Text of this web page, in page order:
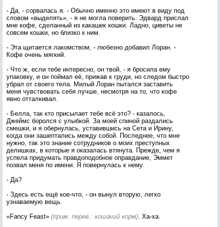
- Да, - сорвалась я. - Обычно именно это имеют в виду под
словом «выделять», - я не могла поверить. Эдвард прислал
мне кофе, сделанный из какашек кошки. Ладно, циветы не
совсем кошки, но близко к ним.
- Эта щитается лакомством, - любезно добавил Лоран. -
Кофе очень мягкий.
- Что ж, если тебе интересно, он твой, - я бросила ему
упаковку, и он поймал её, прижав к груди, но следом быстро
убрал от своего тела. Милый Лоран пытался заставить
меня чувствовать себя лучше, несмотря на то, что кофе
явно отталкивал.
- Белла, так кто присылает тебе всё это? - казалось,
Джеймс боролся с улыбкой. За моей спиной раздались
смешки, и я обернулась, уставившись на Сета и Ирину,
когда они зашептались между собой. Последнее, что мне
нужно, так это знание сотрудников о моих преступных
делишках, в которые я оказалась втянута. Прежде, чем я
успела придумать правдоподобное оправдание, Эммет
позвал меня по имени. Я повернулась к нему.
- Да?
- Здесь есть ещё кое-что, - он вынул вторую, легко
узнаваемую вещь.
«Fancy Feast» (прим. перев.: кошачий корм). Ха-ха.